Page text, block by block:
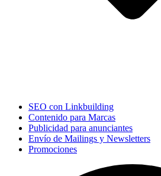
SEO con Linkbuilding
Contenido para Marcas
Publicidad para anunciantes
Envío de Mailings y Newsletters
Promociones